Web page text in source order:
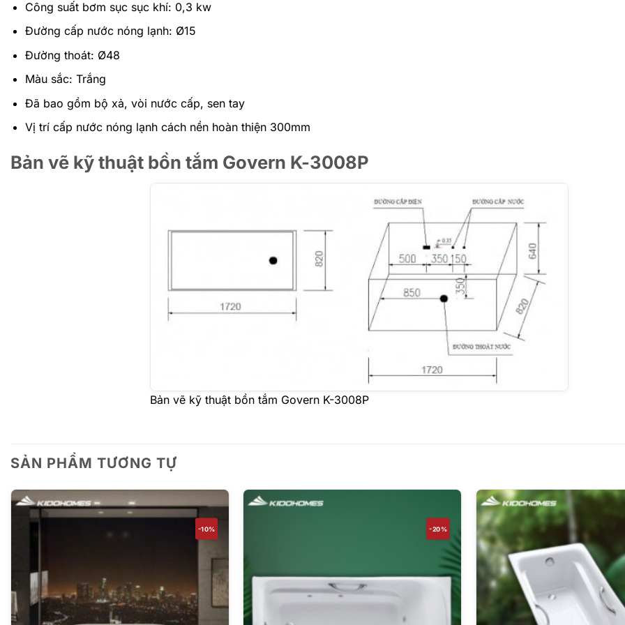
Công suất bơm sục sục khí: 0,3 kw
Đường cấp nước nóng lạnh: Ø15
Đường thoát: Ø48
Màu sắc: Trắng
Đã bao gồm bộ xả, vòi nước cấp, sen tay
Vị trí cấp nước nóng lạnh cách nền hoàn thiện 300mm
Bản vẽ kỹ thuật bồn tắm Govern K-3008P
Bản vẽ kỹ thuật bồn tắm Govern K-3008P
SẢN PHẨM TƯƠNG TỰ
-10% -20%